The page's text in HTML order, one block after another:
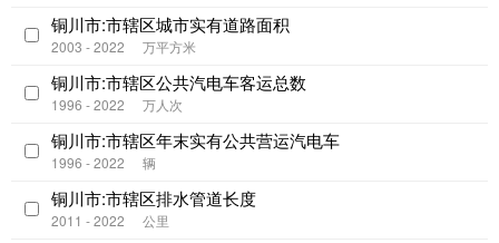
铜川市:市辖区城市实有道路面积
2003 - 2022 万平方米
铜川市:市辖区公共汽电车客运总数
1996 - 2022 万人次
铜川市:市辖区年末实有公共营运汽电车
1996 - 2022 辆
铜川市:市辖区排水管道长度
2011 - 2022 公里